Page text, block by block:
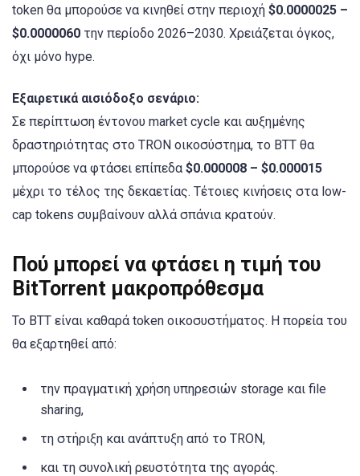
token θα μπορούσε να κινηθεί στην περιοχή $0.0000025 –
$0.0000060 την περίοδο 2026–2030. Χρειάζεται όγκος,
όχι μόνο hype.
Εξαιρετικά αισιόδοξο σενάριο:
Σε περίπτωση έντονου market cycle και αυξημένης
δραστηριότητας στο TRON οικοσύστημα, το BTT θα
μπορούσε να φτάσει επίπεδα $0.000008 – $0.000015
μέχρι το τέλος της δεκαετίας. Τέτοιες κινήσεις στα low-
cap tokens συμβαίνουν αλλά σπάνια κρατούν.
Πού μπορεί να φτάσει η τιμή του
BitTorrent μακροπρόθεσμα
Το BTT είναι καθαρά token οικοσυστήματος. Η πορεία του
θα εξαρτηθεί από:
την πραγματική χρήση υπηρεσιών storage και file
sharing,
τη στήριξη και ανάπτυξη από το TRON,
και τη συνολική ρευστότητα της αγοράς.